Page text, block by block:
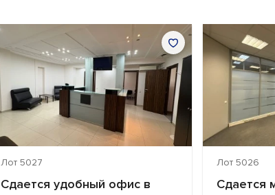
Лот 5027
Сдается удобный офис в
Лот 5026
Сдается